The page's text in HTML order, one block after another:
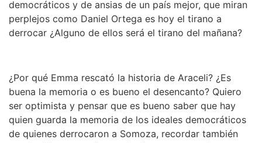
democráticos y de ansias de un país mejor, que miran
perplejos como Daniel Ortega es hoy el tirano a
derrocar ¿Alguno de ellos será el tirano del mañana?
¿Por qué Emma rescató la historia de Araceli? ¿Es
buena la memoria o es bueno el desencanto? Quiero
ser optimista y pensar que es bueno saber que hay
quien guarda la memoria de los ideales democráticos
de quienes derrocaron a Somoza, recordar también